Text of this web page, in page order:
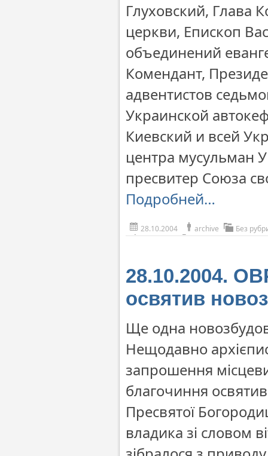
Глуховский, Глава
церкви, Епископ
объединений
Комендант,
адвентистов
Украинской
Киевский и всей
центра мусульман
пресвитер Союза
Подробней…
28.10.2004 archive Без
28.10.2004.
освятив
Ще одна
Нещодавно
запрошення
благочиння
Пресвятої
владика зі словом